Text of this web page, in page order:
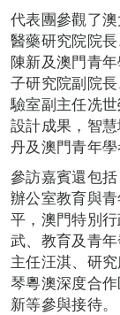
代表團參觀了
醫藥研究院院
陳新及澳門青
子研究院副院
驗室副主任冼
設計成果，智
丹及澳門青年
參訪嘉賓還包
辦公室教育與
平，澳門特別
武、教育及青
主任汪淇、研
琴粵澳深度合
新等參與接待。